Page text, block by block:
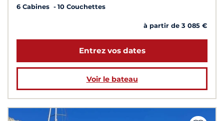
6 Cabines
10 Couchettes
à partir de 3 085 €
Entrez vos dates
Voir le bateau